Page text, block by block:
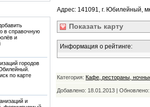
в справочную
и
городов
по карте
и
Адрес: 141091, г. Юбилейный,
Показать карту
Информация о рейтинге:
Категория: Кафе, рестораны,
Добавлено: 18.01.2013 |